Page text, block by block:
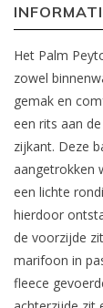
Het Palm
zowel
gemak en
een rits aan
zijkant. Deze
aangetrokken
een lichte
hierdoor
de voorzijde
marifoon in
fleece